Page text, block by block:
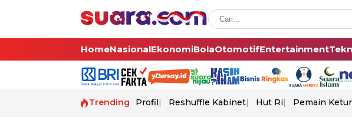
HomeNasionalEkonomiBolaOtomotifEntertainment
Trending Profil Reshuffle Kabinet Hut Ri Pemain